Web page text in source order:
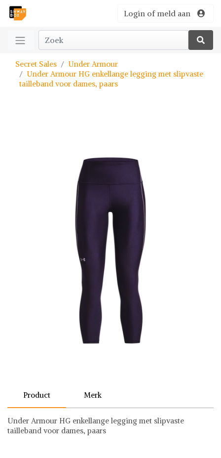
Login of meld aan
Secret Sales
Under Armour
Under Armour HG enkellange legging met slipvaste
tailleband voor dames, paars
Product Merk
Under Armour HG enkellange legging met slipvaste
tailleband voor dames, paars